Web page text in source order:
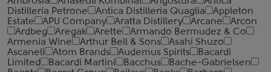
Distilleria Petrone
Antica Distilleria Quaglia
Appleton
Estate
APU Company Aratta Distillery Arcane
Arcon
Ardbeg
Aregak Arette
Armando Bermudez & Co
Armenia Wine
Arthur Bell & Sons
Asahi Shuzo
Ascaneli
Atom Brands Audemus Spirits
Bacardi
Limited
Bacardi Martini Bacchus
Bache-Gabrielsen